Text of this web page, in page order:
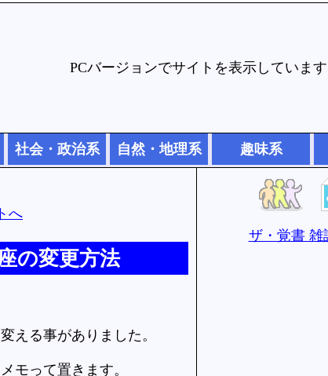
PCバージョンでサイトを表示しています
社会・政治系 自然・地理系 趣味系
へ
の変更方法
える事がありました。
モって置きます。
ザ・覚書 雑